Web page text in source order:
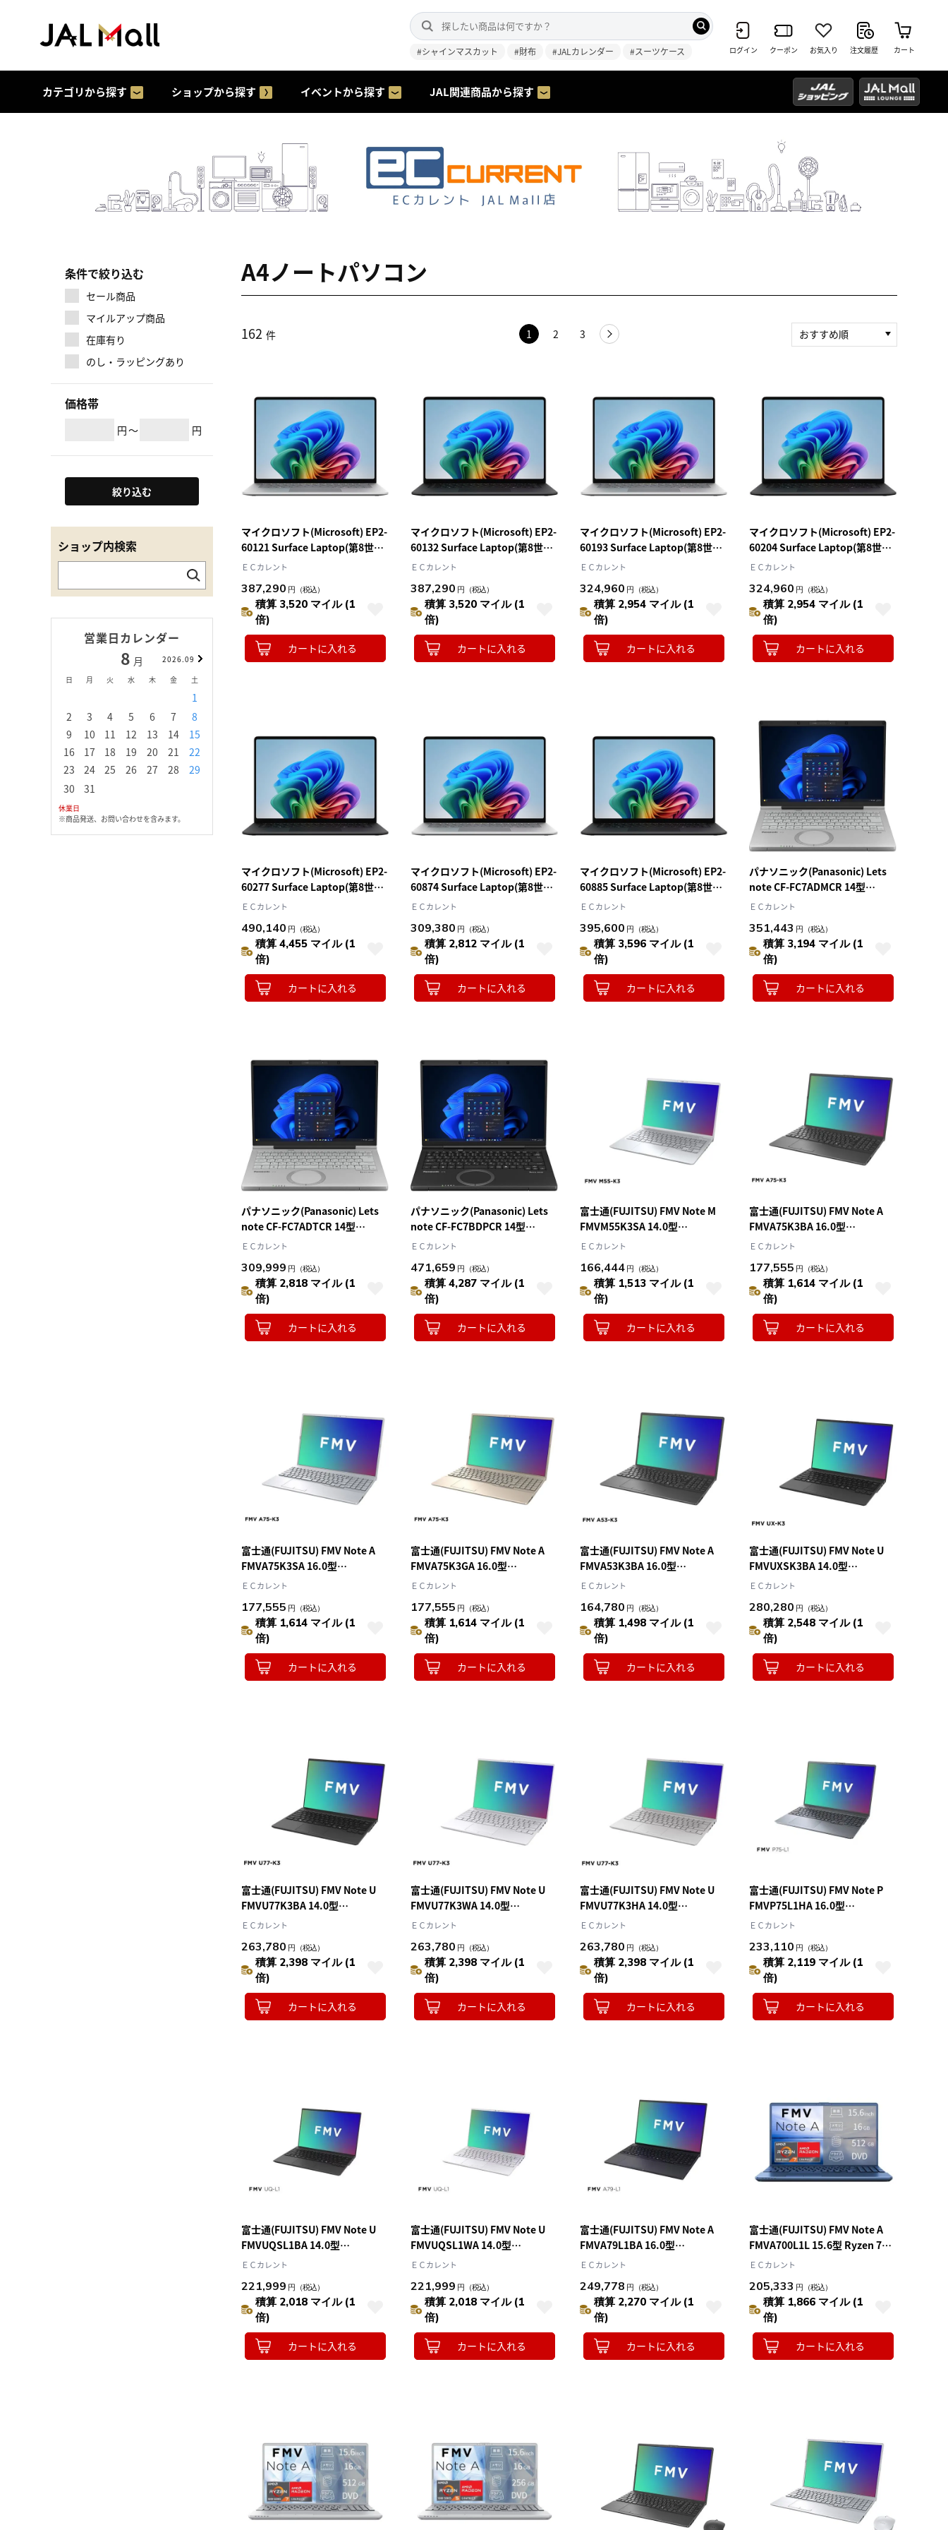
#シャインマスカット #財布 #JALカレンダー #スーツケース ログイン クーポン お気入り 注文履歴 カート
カテゴリから探す ショップから探す イベントから探す JAL関連商品から探す
マイルアップ商品
条件で絞り込む
セール商品
在庫有り
のし・ラッピングあり
価格帯
円～ 円
絞り込む
ショップ内検索
営業日カレンダー
8 月
2026.09
日
月 火 水 木 金 土
1
2
3 4 5 6 7
8
9
10 11 12 13 14
15
16
17 18 19 20 21
22
23
24 25 26 27 28
29
30
31
9月
14 15 16 17 18
19
24 25
30
10月
13 14 15 16
17
22 23
28 29 30 31
休業日
※商品発送、お問い合わせを含みます。
A4ノートパソコン
162 件 1 2 3
おすすめ順
順）
人気順
レビュー件数（多い
順）
レビュー評価（高い
順）
価格（安い順）
価格（高い順）
マイクロソフト(Microsoft) EP2-
60121 Surface Laptop(第8世代)
15型 Win11Home プラチナ
Elite/16GB/1TB OfficeOP付 ノ
ートパソコン
ＥＣカレント
387,290 円 （税込）
積算 3,520 マイル (1
倍)
カートに入れる
マイクロソフト(Microsoft) EP2-
60132 Surface Laptop(第8世代)
15型 Win11Home ブラック
Elite/16GB/1TB OfficeOP付 ノ
ートパソコン
ＥＣカレント
387,290 円 （税込）
積算 3,520 マイル (1
倍)
カートに入れる
マイクロソフト(Microsoft) EP2-
60193 Surface Laptop(第8世代)
15型 Win11Home プラチナ
Elite/16GB/512GB OfficeOP付
ノートパソコン
ＥＣカレント
324,960 円 （税込）
積算 2,954 マイル (1
倍)
カートに入れる
マイクロソフト(Microsoft) EP2-
60204 Surface Laptop(第8世代)
15型 Win11Home ブラック
Elite/16GB/512GB OfficeOP付
ノートパソコン
ＥＣカレント
324,960 円 （税込）
積算 2,954 マイル (1
倍)
カートに入れる
マイクロソフト(Microsoft) EP2-
60277 Surface Laptop(第8世代)
15型 Win11Home ブラック
Elite/32GB/1TB OfficeOP付 ノ
ートパソコン
ＥＣカレント
490,140 円 （税込）
積算 4,455 マイル (1
倍)
カートに入れる
マイクロソフト(Microsoft) EP2-
60874 Surface Laptop(第8世代)
15型 Win11Home プラチナ
Plus/16GB/512GB OfficeOP付
ノートパソコン
ＥＣカレント
309,380 円 （税込）
積算 2,812 マイル (1
倍)
カートに入れる
マイクロソフト(Microsoft) EP2-
60885 Surface Laptop(第8世代)
15型 Win11Home ブラック
Elite/24GB/512GB OfficeOP付
ノートパソコン
ＥＣカレント
395,600 円 （税込）
積算 3,596 マイル (1
倍)
カートに入れる
パナソニック(Panasonic) Lets
note CF-FC7ADMCR 14型
Win11Pro Core Ultra 5 メモリ
ン付 カームグレイ ノートパソコ
ン
ＥＣカレント
351,443 円 （税込）
積算 3,194 マイル (1
倍)
カートに入れる
パナソニック(Panasonic) Lets
note CF-FC7ADTCR 14型
Win11Pro Core Ultra 5 メモリ
ノートパソコン
ＥＣカレント
309,999 円 （税込）
積算 2,818 マイル (1
倍)
カートに入れる
パナソニック(Panasonic) Lets
note CF-FC7BDPCR 14型
Win11Pro Core Ultra 7 メモリ
付 ブラック ノートパソコン
ＥＣカレント
471,659 円 （税込）
積算 4,287 マイル (1
倍)
カートに入れる
富士通(FUJITSU) FMV Note M
FMVM55K3SA 14.0型
Win11Home Ryzen5 メモリ
ョン付 ﾌｧｲﾝｼﾙﾊﾞｰ M55-K3
ＥＣカレント
166,444 円 （税込）
積算 1,513 マイル (1
倍)
カートに入れる
富士通(FUJITSU) FMV Note A
FMVA75K3BA 16.0型
Win11Home Corei5 メモリ
ョン付 ﾌﾞﾗｲﾄﾌﾞﾗｯｸ A75-K3
ＥＣカレント
177,555 円 （税込）
積算 1,614 マイル (1
倍)
カートに入れる
富士通(FUJITSU) FMV Note A
FMVA75K3SA 16.0型
Win11Home Corei5 メモリ
ョン付 ﾌｧｲﾝｼﾙﾊﾞｰ A75-K3
ＥＣカレント
177,555 円 （税込）
積算 1,614 マイル (1
倍)
カートに入れる
富士通(FUJITSU) FMV Note A
FMVA75K3GA 16.0型
Win11Home Corei5 メモリ
ョン付 ﾌﾞﾗｲﾄﾌﾞﾗｯｸ A75-K3
ＥＣカレント
177,555 円 （税込）
積算 1,614 マイル (1
倍)
カートに入れる
富士通(FUJITSU) FMV Note A
FMVA53K3BA 16.0型
Win11Home Corei5 メモリ
ョン付 ﾌﾞﾗｲﾄﾌﾞﾗｯｸ A53-K3
ＥＣカレント
164,780 円 （税込）
積算 1,498 マイル (1
倍)
カートに入れる
富士通(FUJITSU) FMV Note U
FMVUXSK3BA 14.0型
Win11Home CoreUltra7 メモリ
付 ノートパソコン ﾋﾟｸﾄﾌﾞﾗｯｸ UX-
K3
ＥＣカレント
280,280 円 （税込）
積算 2,548 マイル (1
倍)
カートに入れる
富士通(FUJITSU) FMV Note U
FMVU77K3BA 14.0型
Win11Home CoreUltra7 メモリ
付 ﾋﾟｸﾄﾌﾞﾗｯｸ U77-K3
ＥＣカレント
263,780 円 （税込）
積算 2,398 マイル (1
倍)
カートに入れる
富士通(FUJITSU) FMV Note U
FMVU77K3WA 14.0型
Win11Home CoreUltra7 メモリ
付 ノートパソコン ｼﾙﾊﾞｰﾎﾜｲﾄ
U77-K3
ＥＣカレント
263,780 円 （税込）
積算 2,398 マイル (1
倍)
カートに入れる
富士通(FUJITSU) FMV Note U
FMVU77K3HA 14.0型
Win11Home CoreUltra7 メモリ
付 ﾌﾛｽﾄｸﾞﾚｰ U77-K3
ＥＣカレント
263,780 円 （税込）
積算 2,398 マイル (1
倍)
カートに入れる
富士通(FUJITSU) FMV Note P
FMVP75L1HA 16.0型
Win11Home Ryzen 7 メモリ
ノートパソコン ストームグレー
P75-L1
ＥＣカレント
233,110 円 （税込）
積算 2,119 マイル (1
倍)
カートに入れる
富士通(FUJITSU) FMV Note U
FMVUQSL1BA 14.0型
Win11Home Snapdragon X メ
ｮﾝ付 ノートパソコン ﾋﾟｸﾄﾌﾞﾗｯｸ
UQ-L1
ＥＣカレント
221,999 円 （税込）
積算 2,018 マイル (1
倍)
カートに入れる
富士通(FUJITSU) FMV Note U
FMVUQSL1WA 14.0型
Win11Home Snapdragon X メ
ｮﾝ付 ノートパソコン ｼﾙﾊﾞｰﾎﾜｲﾄ
UQ-L1
ＥＣカレント
221,999 円 （税込）
積算 2,018 マイル (1
倍)
カートに入れる
富士通(FUJITSU) FMV Note A
FMVA79L1BA 16.0型
Win11Home Ryzen AI7 メモリ
ノートパソコン コールブラック
A79-L1
ＥＣカレント
249,778 円 （税込）
積算 2,270 マイル (1
倍)
カートに入れる
富士通(FUJITSU) FMV Note A
FMVA700L1L 15.6型 Ryzen 7
Win11Home メモリ16GB
ノートパソコン メタリックブル
ー
ＥＣカレント
205,333 円 （税込）
積算 1,866 マイル (1
倍)
カートに入れる